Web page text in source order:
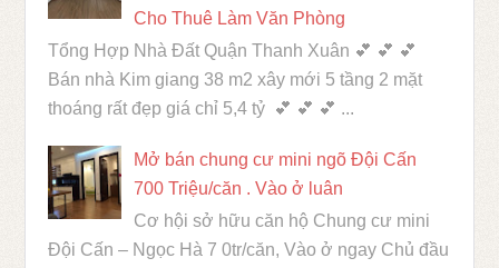
Cho Thuê Làm Văn Phòng
Tổng Hợp Nhà Đất Quận Thanh Xuân 💕 💕 💕
Bán nhà Kim giang 38 m2 xây mới 5 tầng 2 mặt
thoáng rất đẹp giá chỉ 5,4 tỷ 💕 💕 💕 ...
Mở bán chung cư mini ngõ Đội Cấn
700 Triệu/căn . Vào ở luân
Cơ hội sở hữu căn hộ Chung cư mini
Đội Cấn – Ngọc Hà 7 0tr/căn, Vào ở ngay Chủ đầu